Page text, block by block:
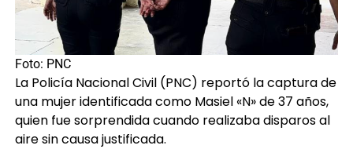
Foto: PNC
La Policía Nacional Civil (PNC) reportó la captura de
una mujer identificada como Masiel «N» de 37 años,
quien fue sorprendida cuando realizaba disparos al
aire sin causa justificada.